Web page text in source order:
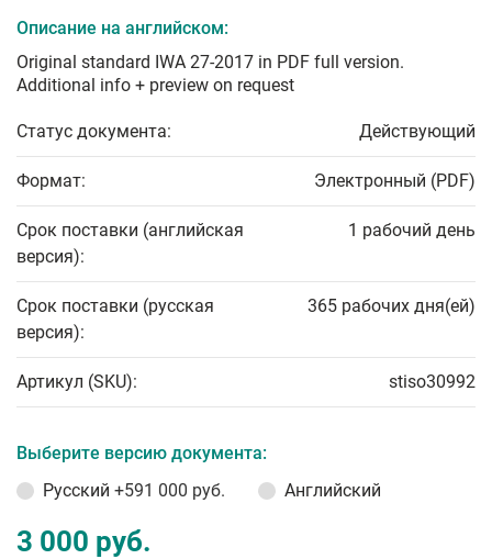
Описание на английском:
Original standard IWA 27-2017 in PDF full version.
Additional info + preview on request
Статус документа: Действующий
Формат: Электронный (PDF)
Срок поставки (английская
версия):
1 рабочий день
Срок поставки (русская
версия):
365 рабочих дня(ей)
Артикул (SKU): stiso30992
Выберите версию документа:
Русский +591 000 руб. Английский
3 000 руб.